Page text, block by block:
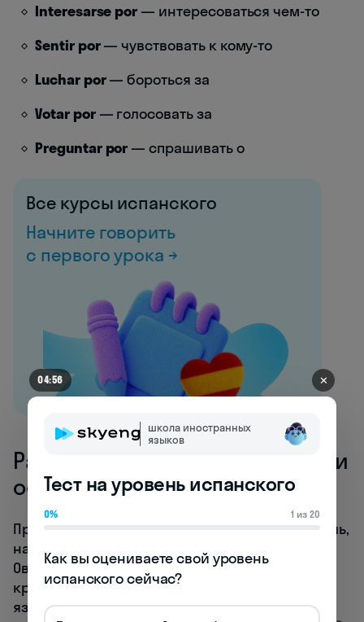
Interesarse por — интересоваться чем-то
Sentir por— чувствовать к кому-то
Luchar por— бороться за
Votar por— голосовать за
Preguntar por — спрашивать о
Все курсы испанского
Начните говорить
с первого урока →
Para в испанском: назначение и
особенности применения
Предлог "para" прежде всего указывает на цель,
назначение или направление действия.
Овладение его правильным употреблением —
критически важный навык для достижения
языковой точности. Рассмотрим ключевые
04:56 ✕
школа иностранных
языков
Тест на уровень испанского
0% 1 из 20
Как вы оцениваете свой уровень
испанского сейчас?